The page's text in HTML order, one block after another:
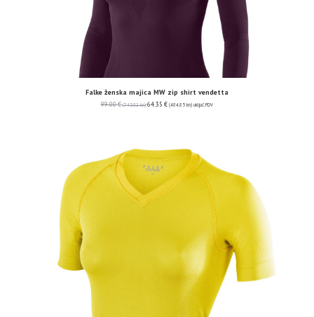
Falke ženska majica MW zip shirt vendetta
99.00€ (745.92 kn) 64.35 € (484.85 kn) uključ. PDV